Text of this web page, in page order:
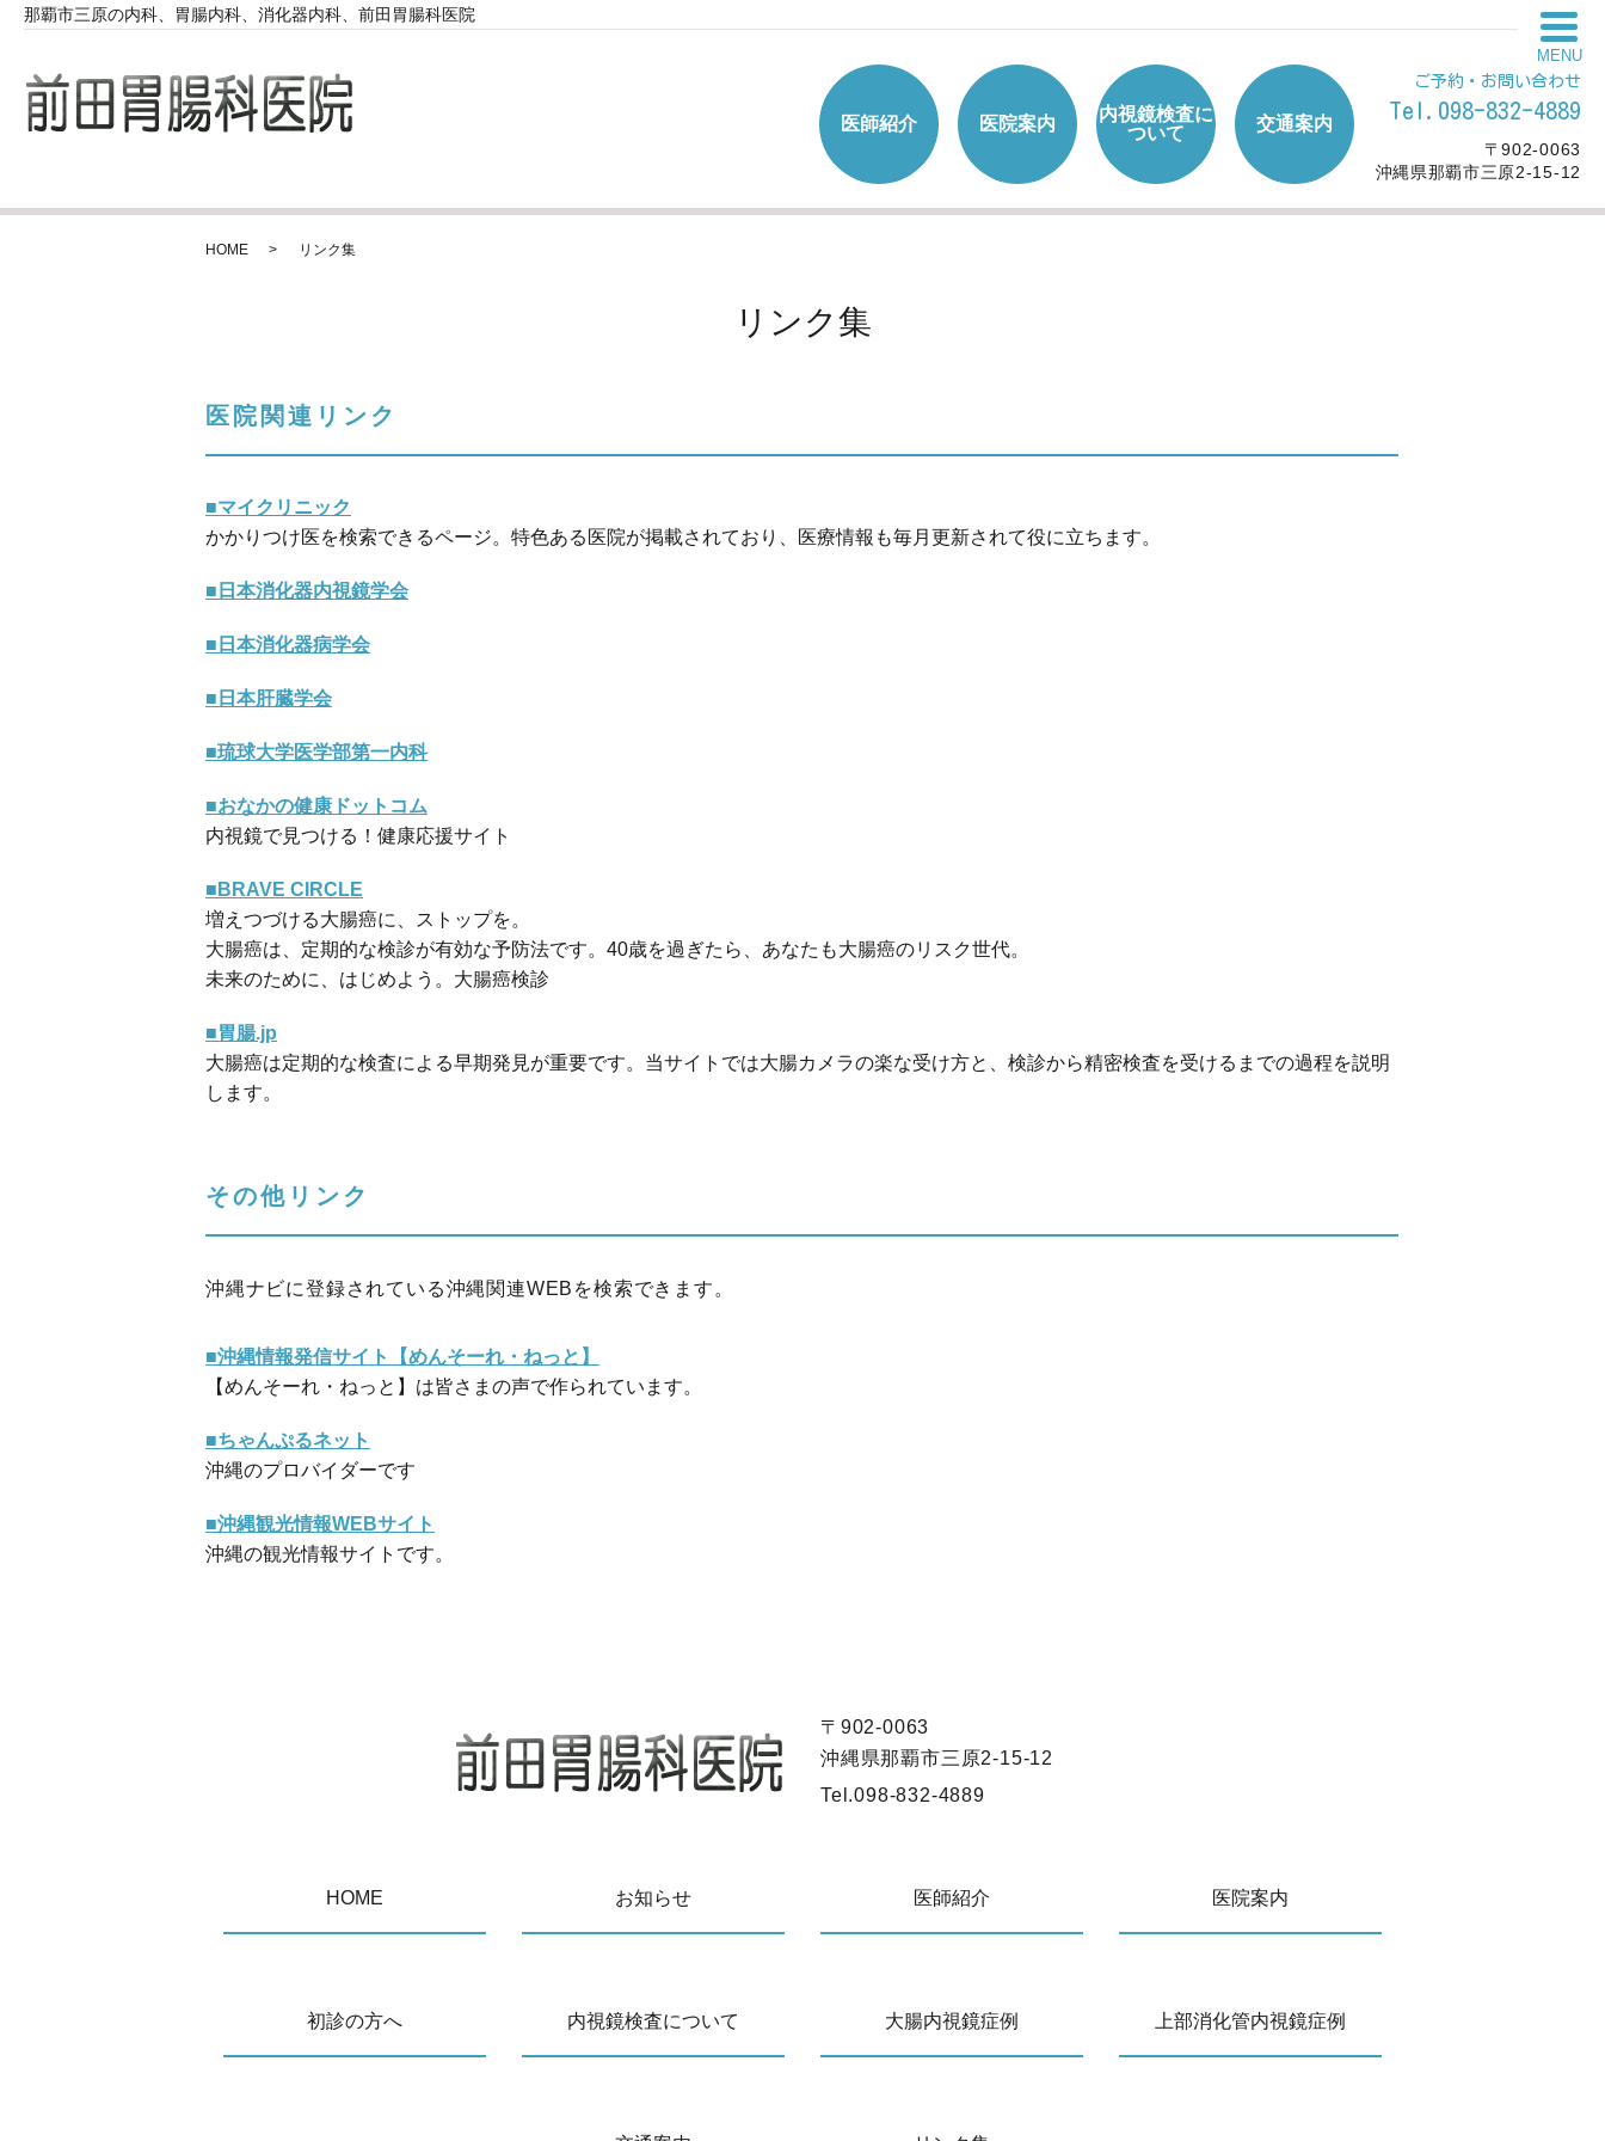
那覇市三原の内科、胃腸内科、消化器内科、前田胃腸科医院
医師紹介 医院案内
内視鏡検査に
ついて
交通案内
MENU
ご予約・お問い合わせ
Tel.098-832-4889
〒902-0063
沖縄県那覇市三原2-15-12
HOME リンク集
リンク集
医院関連リンク
■マイクリニック
かかりつけ医を検索できるページ。特色ある医院が掲載されており、医療情報も毎月更新されて役に立ちます。
■日本消化器内視鏡学会
■日本消化器病学会
■日本肝臓学会
■琉球大学医学部第一内科
■おなかの健康ドットコム
内視鏡で見つける！健康応援サイト
■BRAVE CIRCLE
増えつづける大腸癌に、ストップを。
大腸癌は、定期的な検診が有効な予防法です。40歳を過ぎたら、あなたも大腸癌のリスク世代。
未来のために、はじめよう。大腸癌検診
■胃腸.jp
大腸癌は定期的な検査による早期発見が重要です。当サイトでは大腸カメラの楽な受け方と、検診から精密検査を受けるまでの過程を説明
します。
その他リンク
沖縄ナビに登録されている沖縄関連WEBを検索できます。
■沖縄情報発信サイト【めんそーれ・ねっと】
【めんそーれ・ねっと】は皆さまの声で作られています。
■ちゃんぷるネット
沖縄のプロバイダーです
■沖縄観光情報WEBサイト
沖縄の観光情報サイトです。
〒902-0063
沖縄県那覇市三原2-15-12
Tel.098-832-4889
HOME お知らせ 医師紹介 医院案内
初診の方へ 内視鏡検査について 大腸内視鏡症例 上部消化管内視鏡症例